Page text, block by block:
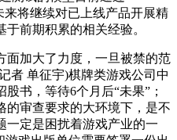
来将继续对已上线产品开展精
前期积累的相关经验。
加大了力度，一旦被禁的范
者 单征宇)棋牌类游戏公司中
书，等待6个月后“未果”；
的审查要求的大环境下，是不
一定是困扰着游戏产业的一